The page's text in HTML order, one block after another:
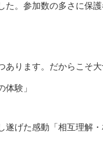
。参加数の多さに保
ります。だからこそ
験」
げた感動「相互理解・